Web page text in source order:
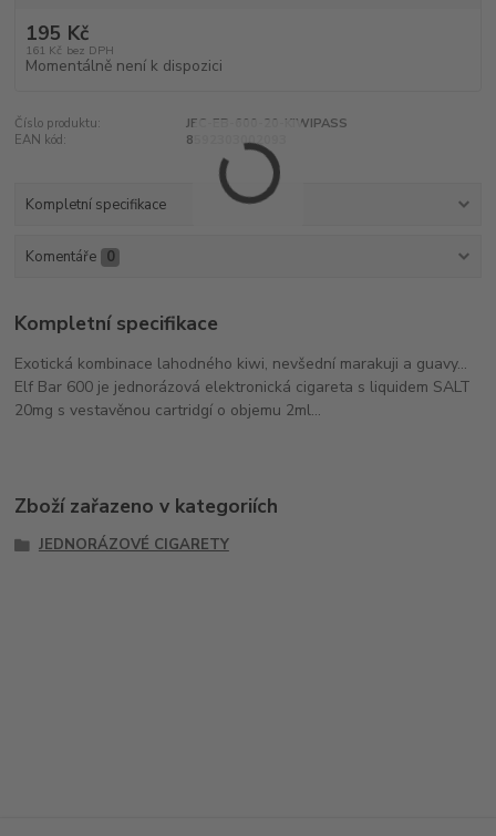
195 Kč
161 Kč bez DPH
Momentálně není k dispozici
Číslo produktu:
JEC-EB-600-20-KIWIPASS
EAN kód:
8592303002093
Kompletní specifikace
Komentáře 0
Kompletní specifikace
Exotická kombinace lahodného kiwi, nevšední marakuji a guavy...
Elf Bar 600 je jednorázová elektronická cigareta s liquidem SALT
20mg s vestavěnou cartridgí o objemu 2ml...
Zboží zařazeno v kategoriích
JEDNORÁZOVÉ CIGARETY